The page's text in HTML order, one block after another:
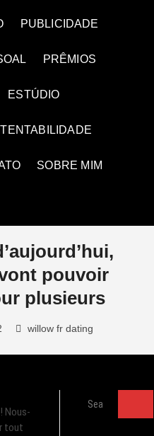
Cunha
PUBLICIDADE
PRÊMIOS
ESTÚDIO
SOBRE MIM
pouvoir
plusieurs
willow fr dating
Nous-
tout